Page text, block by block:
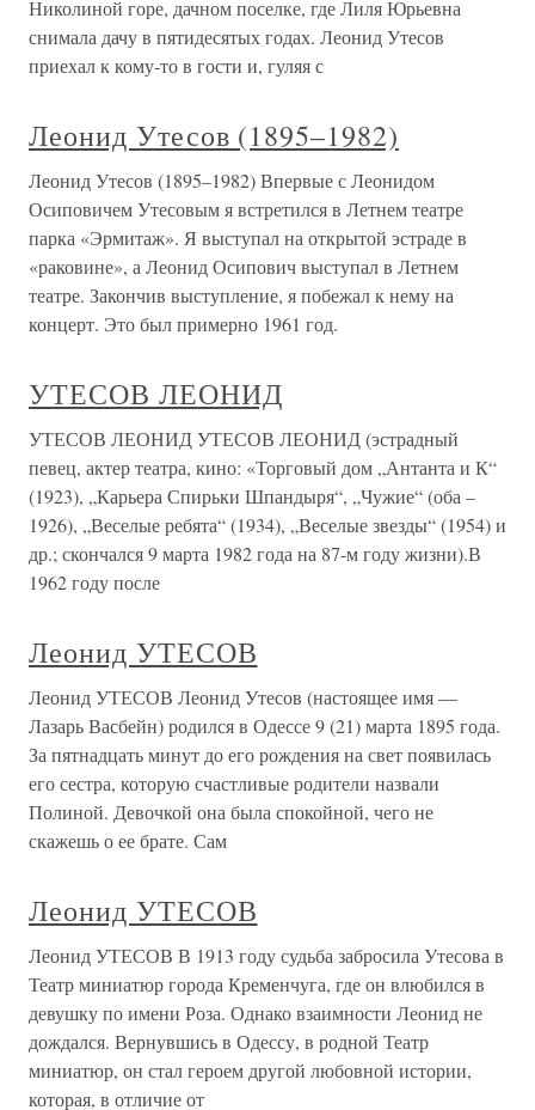
Николиной горе, дачном поселке, где Лиля Юрьевна
снимала дачу в пятидесятых годах. Леонид Утесов
приехал к кому-то в гости и, гуляя с
Леонид Утесов (1895–1982)
Леонид Утесов (1895–1982) Впервые с Леонидом
Осиповичем Утесовым я встретился в Летнем театре
парка «Эрмитаж». Я выступал на открытой эстраде в
«раковине», а Леонид Осипович выступал в Летнем
театре. Закончив выступление, я побежал к нему на
концерт. Это был примерно 1961 год.
УТЕСОВ ЛЕОНИД
УТЕСОВ ЛЕОНИД УТЕСОВ ЛЕОНИД (эстрадный
певец, актер театра, кино: «Торговый дом „Антанта и К“
(1923), „Карьера Спирьки Шпандыря“, „Чужие“ (оба –
1926), „Веселые ребята“ (1934), „Веселые звезды“ (1954) и
др.; скончался 9 марта 1982 года на 87-м году жизни).В
1962 году после
Леонид УТЕСОВ
Леонид УТЕСОВ Леонид Утесов (настоящее имя —
Лазарь Васбейн) родился в Одессе 9 (21) марта 1895 года.
За пятнадцать минут до его рождения на свет появилась
его сестра, которую счастливые родители назвали
Полиной. Девочкой она была спокойной, чего не
скажешь о ее брате. Сам
Леонид УТЕСОВ
Леонид УТЕСОВ В 1913 году судьба забросила Утесова в
Театр миниатюр города Кременчуга, где он влюбился в
девушку по имени Роза. Однако взаимности Леонид не
дождался. Вернувшись в Одессу, в родной Театр
миниатюр, он стал героем другой любовной истории,
которая, в отличие от